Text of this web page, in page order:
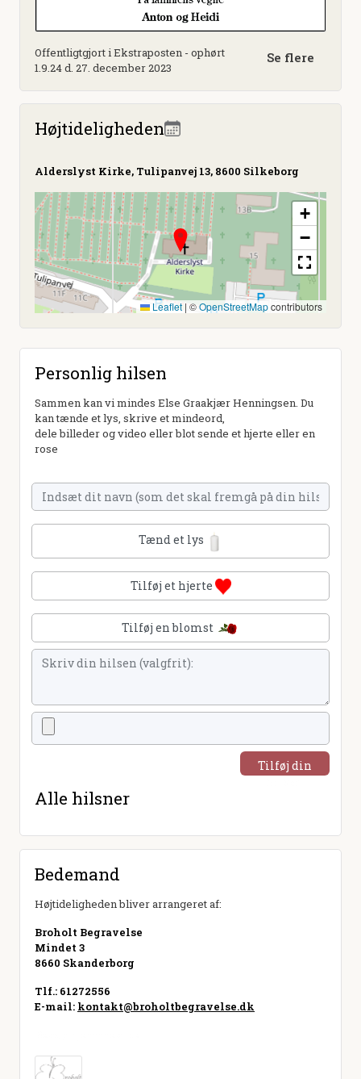
Offentligtgjort i Ekstraposten - ophørt
1.9.24 d. 27. december 2023
Se flere
Højtideligheden
Alderslyst Kirke, Tulipanvej 13, 8600 Silkeborg
+
−
Leaflet | ©OpenStreetMapcontributors
Personlig hilsen
Sammen kan vi mindes Else Graakjær Henningsen. Du
kan tænde et lys, skrive et mindeord,
dele billeder og video eller blot sende et hjerte eller en
rose
Tænd et lys
Tilføj et hjerte
Tilføj en blomst
Tilføj din
Alle hilsner
Bedemand
Højtideligheden bliver arrangeret af:
Broholt Begravelse
Mindet 3
8660 Skanderborg
Tlf.: 61272556
E-mail: kontakt@broholtbegravelse.dk